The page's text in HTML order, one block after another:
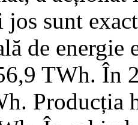
jos sunt
de energie
TWh. În
Producția